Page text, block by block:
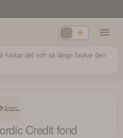
funkar det och så länge brukar den
Creditfond